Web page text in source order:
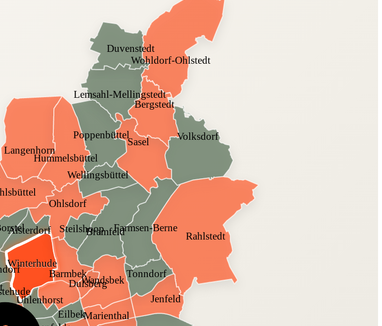
Alsterdorf
Winterhude
Uhlenhorst
Barmbek
Dulsberg
Ohlsdorf
Langenhorn
Eilbek
Wandsbek
Marienthal
Jenfeld
Tonndorf
Farmsen-Berne
Bramfeld
Steilshoop
Wellingsbüttel
Sasel
Poppenbüttel
Hummelsbüttel
Lemsahl-Mellingstedt
Duvenstedt
Wohldorf-Ohlstedt
Bergstedt
Volksdorf
Rahlstedt